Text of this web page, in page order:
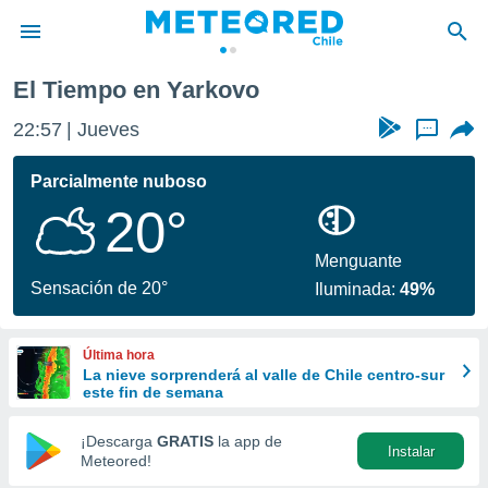
de
por
se
calidad.
a este
las
y
forma
digital
basada
El Tiempo en Yarkovo
22:57 Jueves ...
Parcialmente nuboso
20°
Sensación de 20°
Menguante
Iluminada:49%
Última hora
La nieve sorprenderá al valle de Chile centro-sur
este fin de semana
¡Descarga GRATIS la app de
Meteored!
Instalar